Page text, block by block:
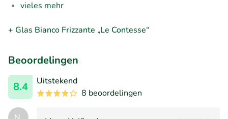
vieles mehr
+ Glas Bianco Frizzante „Le Contesse“
Beoordelingen
8.4
Uitstekend
8 beoordelingen